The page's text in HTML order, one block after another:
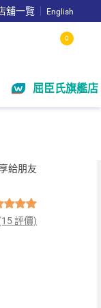
舖一覽 English
0
屈臣氏旗艦店
給朋友
評價)